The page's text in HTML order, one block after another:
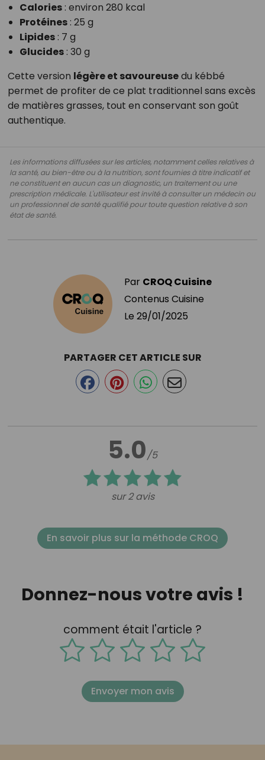
Calories: environ 280 kcal
Protéines: 25 g
Lipides: 7 g
Glucides: 30 g
Cette version légère et savoureusedu kébbé
permet de profiter de ce plat traditionnel sans excès
de matières grasses, tout en conservant son goût
authentique.
Les informations diffusées sur les articles, notamment celles relatives à
la santé, au bien-être ou à la nutrition, sont fournies à titre indicatif et
ne constituent en aucun cas un diagnostic, un traitement ou une
prescription médicale. L'utilisateur est invité à consulter un médecin ou
un professionnel de santé qualifié pour toute question relative à son
état de santé.
Par CROQ Cuisine
Contenus Cuisine
Le 29/01/2025
5.0/5
sur 2 avis
PARTAGER CET ARTICLE SUR
En savoir plus sur la méthode CROQ
Donnez-nous votre avis !
comment était l'article ?
Envoyer mon avis